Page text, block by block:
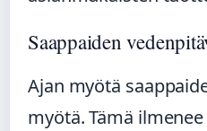
Saappaiden
Ajan myötä
myötä. Tämä